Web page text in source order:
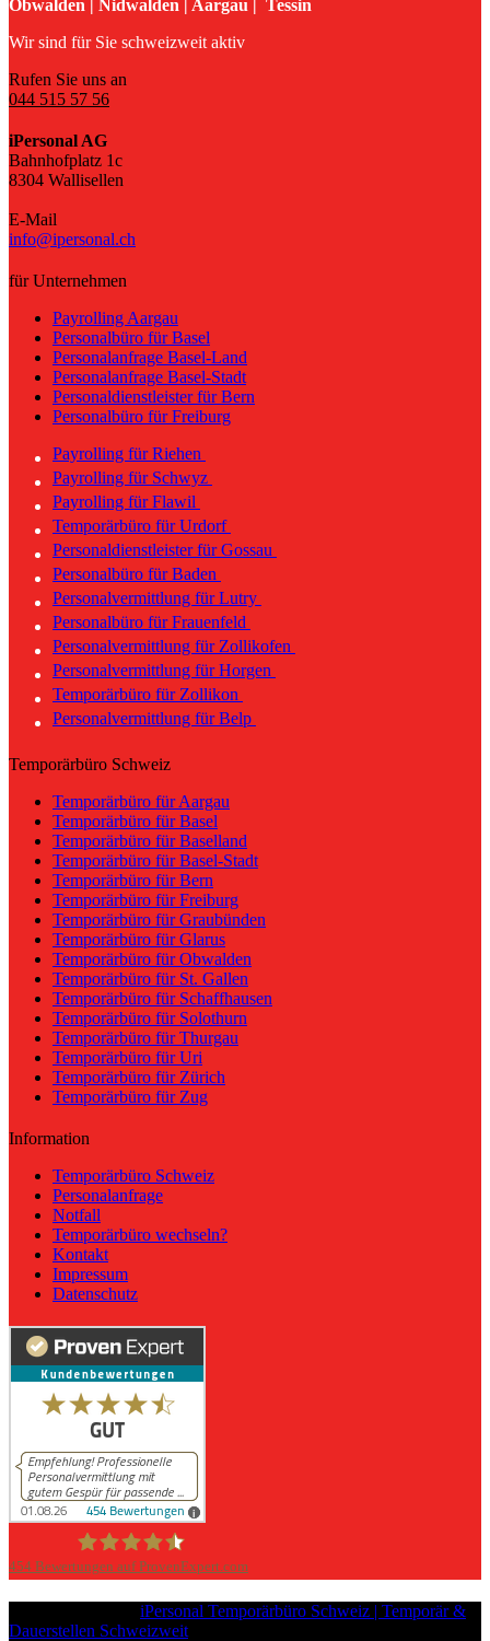
Obwalden | Nidwalden | Aargau | Tessin
Wir sind für Sie schweizweit aktiv
Rufen Sie uns an
044 515 57 56
iPersonal AG
Bahnhofplatz 1c
8304 Wallisellen
E-Mail
info@ipersonal.ch
für Unternehmen
Payrolling Aargau
Personalbüro für Basel
Personalanfrage Basel-Land
Personalanfrage Basel-Stadt
Personaldienstleister für Bern
Personalbüro für Freiburg
Payrolling für Riehen
Payrolling für Schwyz
Payrolling für Flawil
Temporärbüro für Urdorf
Personaldienstleister für Gossau
Personalbüro für Baden
Personalvermittlung für Lutry
Personalbüro für Frauenfeld
Personalvermittlung für Zollikofen
Personalvermittlung für Horgen
Temporärbüro für Zollikon
Personalvermittlung für Belp
Temporärbüro Schweiz
Temporärbüro für Aargau
Temporärbüro für Basel
Temporärbüro für Baselland
Temporärbüro für Basel-Stadt
Temporärbüro für Bern
Temporärbüro für Freiburg
Temporärbüro für Graubünden
Temporärbüro für Glarus
Temporärbüro für Obwalden
Temporärbüro für St. Gallen
Temporärbüro für Schaffhausen
Temporärbüro für Solothurn
Temporärbüro für Thurgau
Temporärbüro für Uri
Temporärbüro für Zürich
Temporärbüro für Zug
Information
Temporärbüro Schweiz
Personalanfrage
Notfall
Temporärbüro wechseln?
Kontakt
Impressum
Datenschutz
454 Bewertungen auf ProvenExpert.com
iPersonal Temporärbüro Schweiz | Temporär &
Dauerstellen Schweizweit